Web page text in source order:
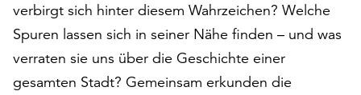
können
Ihr
Einverständnis
jederzeit
verbirgt sich hinter diesem Wahrzeichen? Welche
Spuren lassen sich in seiner Nähe finden – und was
verraten sie uns über die Geschichte einer
gesamten Stadt? Gemeinsam erkunden die